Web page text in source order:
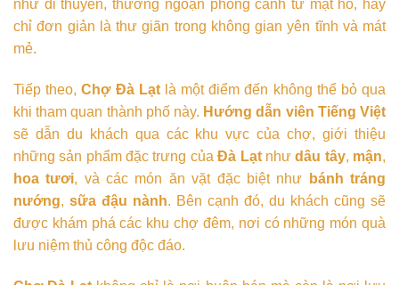
như đi thuyền, thưởng ngoạn phong cảnh từ mặt hồ, hay
chỉ đơn giản là thư giãn trong không gian yên tĩnh và mát
mẻ.
Tiếp theo,Chợ Đà Lạtlà một điểm đến không thể bỏ qua
khi tham quan thành phố này. Hướng dẫn viên Tiếng Việt
sẽ dẫn du khách qua các khu vực của chợ, giới thiệu
những sản phẩm đặc trưng củaĐà Lạtnhưdâu tây, mận,
hoa tươi, và các món ăn vặt đặc biệt như
bánh tráng
nướng, sữa đậu nành. Bên cạnh đó, du khách cũng sẽ
được khám phá các khu chợ đêm, nơi có những món quà
lưu niệm thủ công độc đáo.